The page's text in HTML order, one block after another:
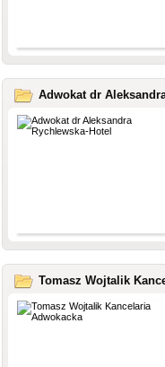
Adwokat dr
Tomasz Wojtalik